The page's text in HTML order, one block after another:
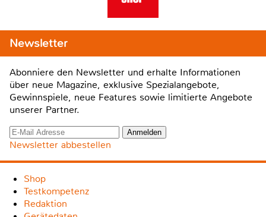
Newsletter
Abonniere den Newsletter und erhalte Informationen
über neue Magazine, exklusive Spezialangebote,
Gewinnspiele, neue Features sowie limitierte Angebote
unserer Partner.
Newsletter abbestellen
Shop
Testkompetenz
Redaktion